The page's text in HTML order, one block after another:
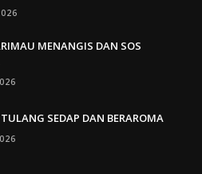
MENANGIS DAN SOS
TULANG SEDAP DAN BERAROMA